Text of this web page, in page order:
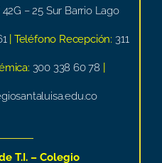
– 25 Sur Barrio Lago
| Teléfono Recepción: 311
300 338 60 78
T.I. – Colegio